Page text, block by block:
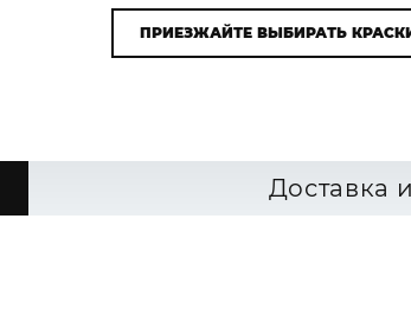
ПРИЕЗЖАЙТЕ ВЫБИРАТЬ
Доставка